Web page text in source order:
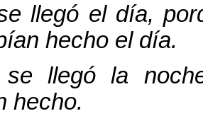
llegó el día,
hecho el día.
llegó la
hecho.